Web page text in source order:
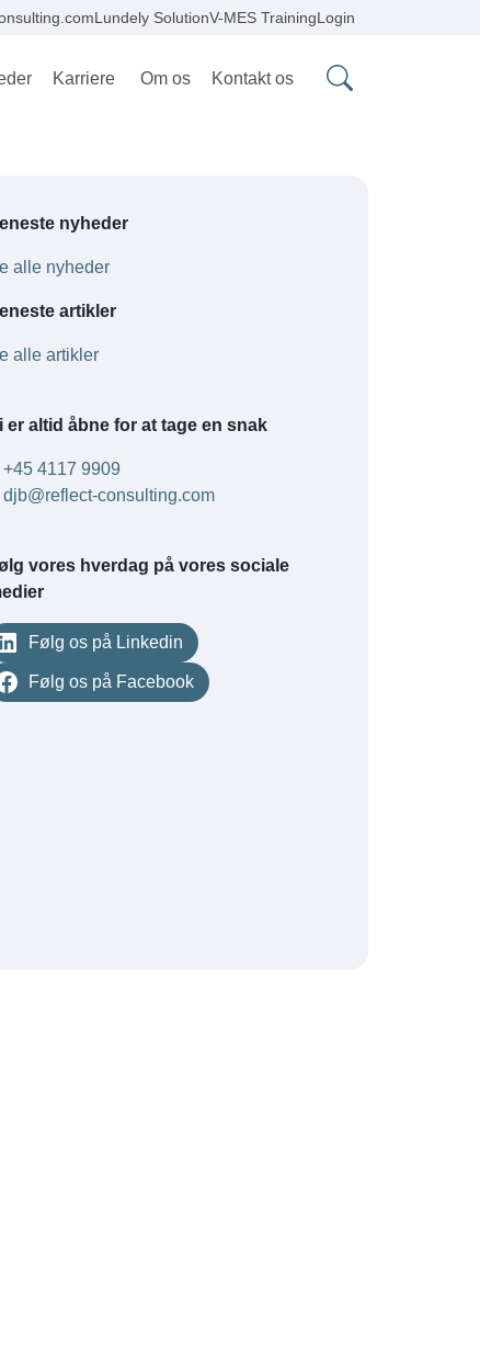
Lundely SolutionV-MES TrainingLogin
Karriere Om os Kontakt os
nyheder
alle nyheder
artikler
alle artikler
er altid åbne for at tage en snak
+45 4117 9909
djb@reflect-consulting.com
vores hverdag på vores sociale
Følg os på Linkedin
Følg os på Facebook